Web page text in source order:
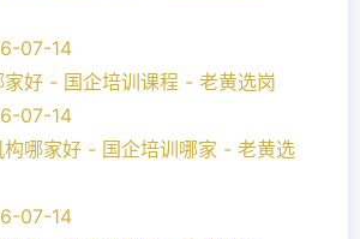
07-14
家好 - 国企培训课程 - 老黄选岗
07-14
构哪家好 - 国企培训哪家 - 老黄选
07-14